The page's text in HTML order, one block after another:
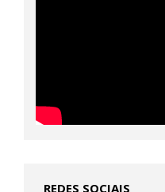
REDES SOCIAIS